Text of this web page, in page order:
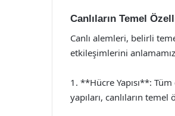
Canlıların Temel
Canlı alemleri, belirli
etkileşimlerini
1. **Hücre Yapısı**:
yapıları, canlıların